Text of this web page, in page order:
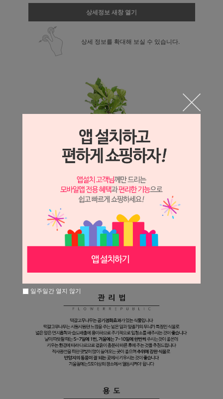
상세정보 새창 열기
상세 정보를 확대해 보실 수 있습니다.
일주일간 열지 않기